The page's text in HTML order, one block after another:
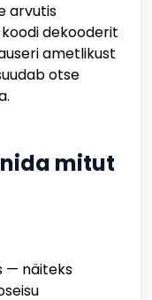
arvutis
dekooderit
ametlikust
otse
mitut
— näiteks